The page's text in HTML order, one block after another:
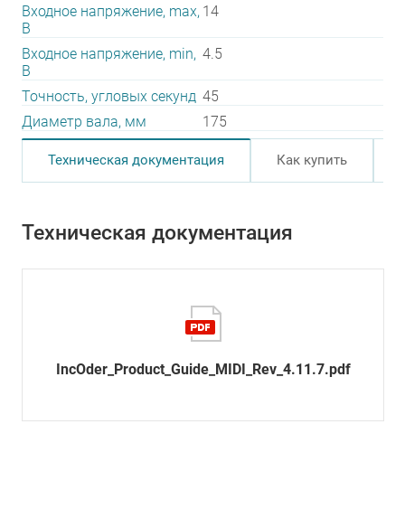
Входное напряжение, max,
В
14
Входное напряжение, min,
В
4.5
Точность, угловых секунд 45
Диаметр вала, мм
175
Техническая документация Как купить
Техническая документация
IncOder_Product_Guide_MIDI_Rev_4.11.7.pdf